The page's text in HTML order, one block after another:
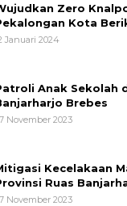
Zero
Kota
Pelajar
Januari 2024
Anak Sekolah
Brebes
November 2023
Kecelakaan
Ruas
November 2023